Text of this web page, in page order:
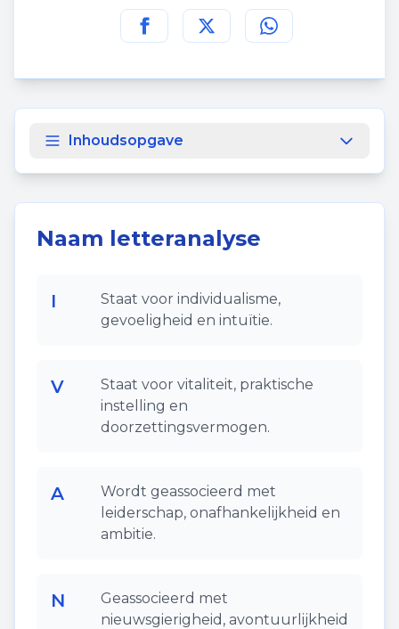
Deel deze pagina op
Deel deze pagina op
Deel deze pagina
Inhoudsopgave
Naam letteranalyse
I
Staat voor individualisme,
gevoeligheid en intuïtie.
V
Staat voor vitaliteit, praktische
instelling en
doorzettingsvermogen.
A
Wordt geassocieerd met
leiderschap, onafhankelijkheid en
ambitie.
N
Geassocieerd met
nieuwsgierigheid, avontuurlijkheid